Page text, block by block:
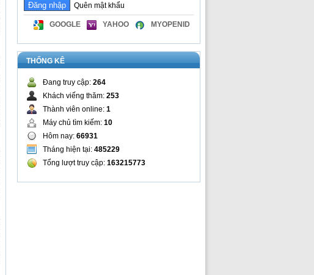
Quên mật khẩu
GOOGLE YAHOO MYOPENID
THỐNG KÊ
Đang truy cập: 264
Khách viếng thăm: 253
Thành viên online: 1
Máy chủ tìm kiếm: 10
Hôm nay: 66931
Tháng hiện tại: 485229
Tổng lượt truy cập: 163215773